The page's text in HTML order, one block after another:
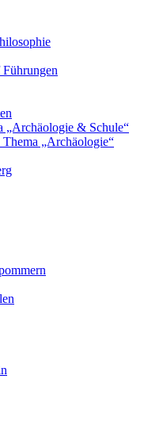
„Archäologie & Schule“
„Archäologie“